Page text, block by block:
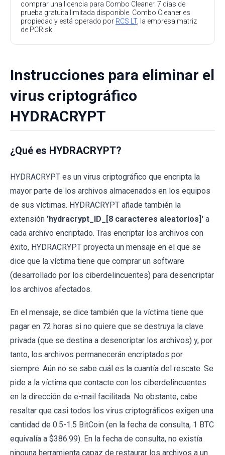
comprar una licencia para Combo Cleaner. 7 días de
prueba gratuita limitada disponible. Combo Cleaner es
propiedad y está operado por RCS LT, la empresa matriz
de PCRisk.
Instrucciones para eliminar el
virus criptográfico
HYDRACRYPT
¿Qué es HYDRACRYPT?
HYDRACRYPT es un virus criptográfico que encripta la
mayor parte de los archivos almacenados en los equipos
de sus víctimas. HYDRACRYPT añade también la
extensión 'hydracrypt_ID_[8 caracteres aleatorios]' a
cada archivo encriptado. Tras encriptar los archivos con
éxito, HYDRACRYPT proyecta un mensaje en el que se
dice que la víctima tiene que comprar un software
(desarrollado por los ciberdelincuentes) para desencriptar
los archivos afectados.
En el mensaje, se dice también que la víctima tiene que
pagar en 72 horas si no quiere que se destruya la clave
privada (que se destina a desencriptar los archivos) y, por
tanto, los archivos permanecerán encriptados por
siempre. Aún no se sabe cuál es la cuantía del rescate. Se
pide a la víctima que contacte con los ciberdelincuentes
en la dirección de e-mail facilitada. No obstante, cabe
resaltar que casi todos los virus criptográficos exigen una
cantidad de 0.5-1.5 BitCoin (en la fecha de consulta, 1 BTC
equivalía a $386.99). En la fecha de consulta, no existía
ninguna herramienta capaz de restaurar los archivos a un